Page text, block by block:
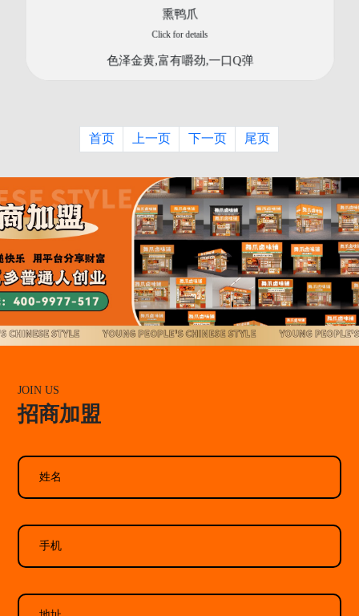
熏鸭爪
色泽金黄,富有嚼劲,一口Q弹
首页 上一页 下一页 尾页
JOIN US
招商加盟